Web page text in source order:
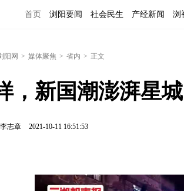
首页 浏阳要闻 社会民生 产经新闻 浏
阳网 > 媒体聚焦 > 省内 > 正文
，新国潮澎湃星
志章 2021-10-11 16:51:53